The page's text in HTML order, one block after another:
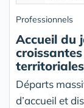
Professionnels
Accueil du
Départs
d’accueil et